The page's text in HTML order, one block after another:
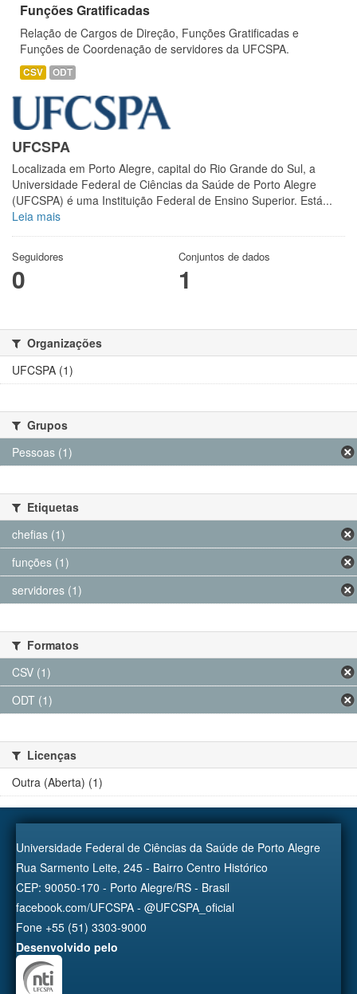
Funções Gratificadas
Relação de Cargos de Direção, Funções Gratificadas e
Funções de Coordenação de servidores da UFCSPA.
CSV ODT
UFCSPA
Localizada em Porto Alegre, capital do Rio Grande do Sul, a
Universidade Federal de Ciências da Saúde de Porto Alegre
(UFCSPA) é uma Instituição Federal de Ensino Superior. Está...
Leia mais
Seguidores
0
Conjuntos de dados
1
Organizações
UFCSPA (1)
Grupos
Pessoas (1)
Etiquetas
chefias (1)
funções (1)
servidores (1)
Formatos
CSV (1)
ODT (1)
Licenças
Outra (Aberta) (1)
Universidade Federal de Ciências da Saúde de Porto Alegre
Rua Sarmento Leite, 245 - Bairro Centro Histórico
CEP: 90050-170 - Porto Alegre/RS - Brasil
facebook.com/UFCSPA - @UFCSPA_oficial
Fone +55 (51) 3303-9000
Desenvolvido pelo